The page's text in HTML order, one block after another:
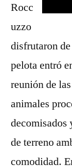
Rocc
uzzo
disfrutaron
pelota entró
reunión de
animales
decomisados
de terreno
comodidad.